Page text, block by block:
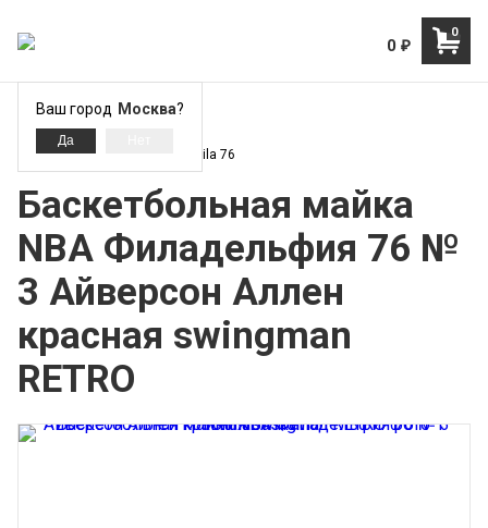
0
0 ₽
Ваш город Москва?
Филадельфия Сиксерс - Phila 76
Баскетбольная майка
NBA Филадельфия 76 №
3 Айверсон Аллен
красная swingman
RETRO